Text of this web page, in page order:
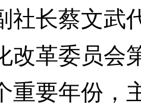
长蔡文武
改革委员会
重要年份，